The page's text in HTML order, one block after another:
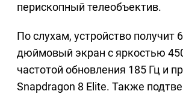
перископный телеобъектив.
По слухам, устройство получит
дюймовый экран с яркостью
частотой обновления 185 Гц и
Snapdragon 8 Elite. Также